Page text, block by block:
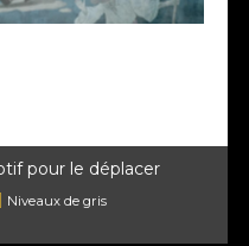
pour le déplacer
Niveaux de gris